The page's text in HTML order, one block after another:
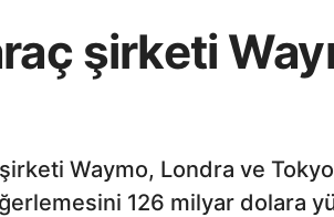
şirketi
Waymo, Londra ve
126 milyar dolara